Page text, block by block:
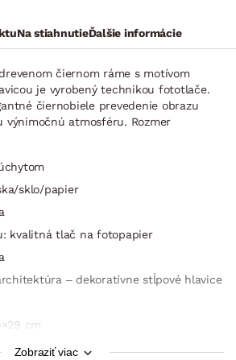
Na stiahnutieĎalšie informácie
čiernom ráme s motívom
je vyrobený technikou fototlače.
čiernobiele prevedenie obrazu
výnimočnú atmosféru. Rozmer
sklo/papier
kvalitná tlač na fotopapier
– dekoratívne stĺpové hlavice
cm
cm
Zobraziť viac